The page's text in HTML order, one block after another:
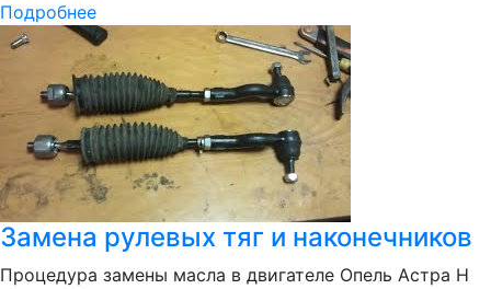
Подробнее
Замена рулевых тяг и наконечников
Процедура замены масла в двигателе Опель Астра Н